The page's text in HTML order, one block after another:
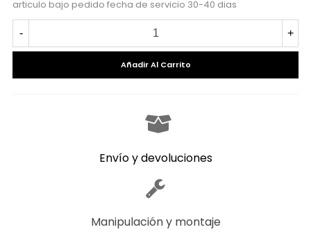
articulo bajo pedido fecha de servicio 30-40 dias
- +
Añadir Al Carrito
Envío y devoluciones
Manipulación y montaje